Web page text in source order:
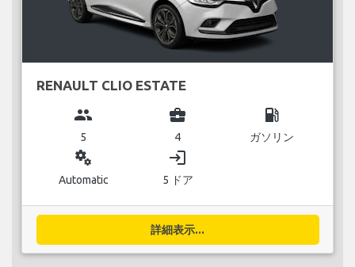
RENAULT CLIO ESTATE
group
5
business_center
4
local_gas_station
ガソリン
miscellaneous_services
Automatic
login
5 ドア
詳細表示...